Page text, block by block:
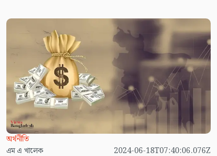
অর্থনীতি
এম এ খালেক
2024-06-18T07:40:06.076Z